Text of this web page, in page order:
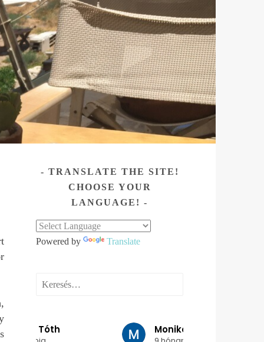
TRANSLATE THE SITE!
CHOOSE YOUR
LANGUAGE!
Powered by Translate
Keresés:
Monika Varga